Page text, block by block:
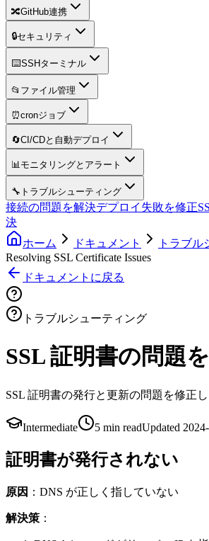
🔀GitHub連携
🔒セキュリティ
⌨️SSHターミナル
📂 ファイル管理
⏰cronジョブ
🔄CI/CDと自動デプロイ
📊モニタリングとアラート
🔧 トラブルシューティング
接続の問題を解決デプロイ失敗を修正
決
ホーム
ドキュメント
トラブル
Resolving SSL Certificate Issues
ドキュメントに戻る
トラブルシューティング
SSL 証明書の問題
SSL 証明書の発行と更新の問題を修正し
Intermediate 5 min readUpdated
証明書が発行されない
原因 ：DNS が正しく指していない
解決策 ：